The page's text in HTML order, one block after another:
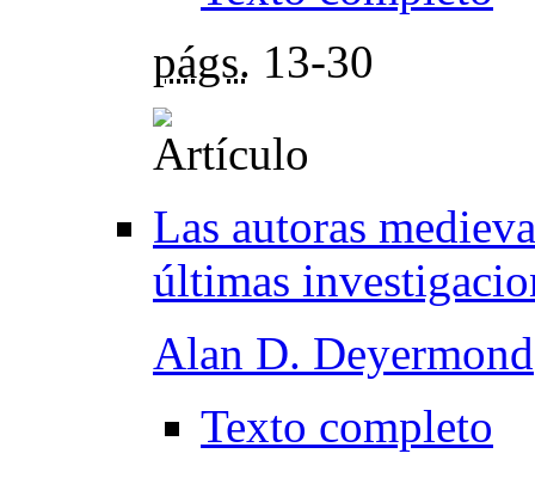
págs. 13-30
Las autoras
últimas
Alan D. Deyermond
Texto completo